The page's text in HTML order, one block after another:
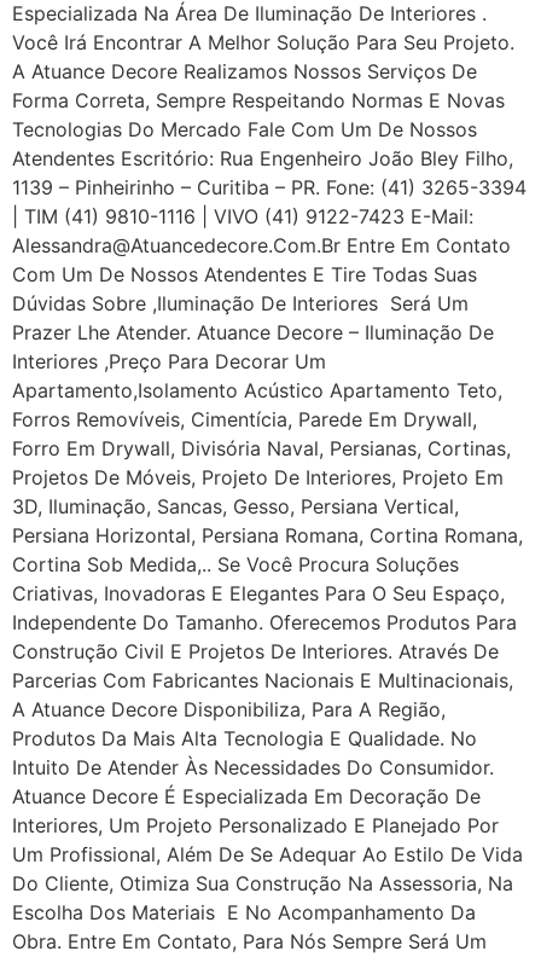
Especializada Na Área De Iluminação De Interiores .
Você Irá Encontrar A Melhor Solução Para Seu Projeto.
A Atuance Decore Realizamos Nossos Serviços De
Forma Correta, Sempre Respeitando Normas E Novas
Tecnologias Do Mercado Fale Com Um De Nossos
Atendentes Escritório: Rua Engenheiro João Bley Filho,
1139 – Pinheirinho – Curitiba – PR. Fone: (41) 3265-3394
| TIM (41) 9810-1116 | VIVO (41) 9122-7423 E-Mail:
Alessandra@atuancedecore.com.br Entre Em Contato
Com Um De Nossos Atendentes E Tire Todas Suas
Dúvidas Sobre ,iluminação De Interiores Será Um
Prazer Lhe Atender. Atuance Decore – Iluminação De
Interiores ,Preço Para Decorar Um
Apartamento,Isolamento Acústico Apartamento Teto,
Forros Removíveis, Cimentícia, Parede Em Drywall,
Forro Em Drywall, Divisória Naval, Persianas, Cortinas,
Projetos De Móveis, Projeto De Interiores, Projeto Em
3D, Iluminação, Sancas, Gesso, Persiana Vertical,
Persiana Horizontal, Persiana Romana, Cortina Romana,
Cortina Sob Medida,.. Se Você Procura Soluções
Criativas, Inovadoras E Elegantes Para O Seu Espaço,
Independente Do Tamanho. Oferecemos Produtos Para
Construção Civil E Projetos De Interiores. Através De
Parcerias Com Fabricantes Nacionais E Multinacionais,
A Atuance Decore Disponibiliza, Para A Região,
Produtos Da Mais Alta Tecnologia E Qualidade. No
Intuito De Atender Às Necessidades Do Consumidor.
Atuance Decore É Especializada Em Decoração De
Interiores, Um Projeto Personalizado E Planejado Por
Um Profissional, Além De Se Adequar Ao Estilo De Vida
Do Cliente, Otimiza Sua Construção Na Assessoria, Na
Escolha Dos Materiais E No Acompanhamento Da
Obra. Entre Em Contato, Para Nós Sempre Será Um